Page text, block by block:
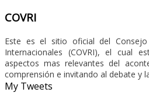
COVRI
Este es el sitio oficial del Consejo
Internacionales (COVRI), el cual
aspectos mas relevantes del
comprensión e invitando al debate y
My Tweets